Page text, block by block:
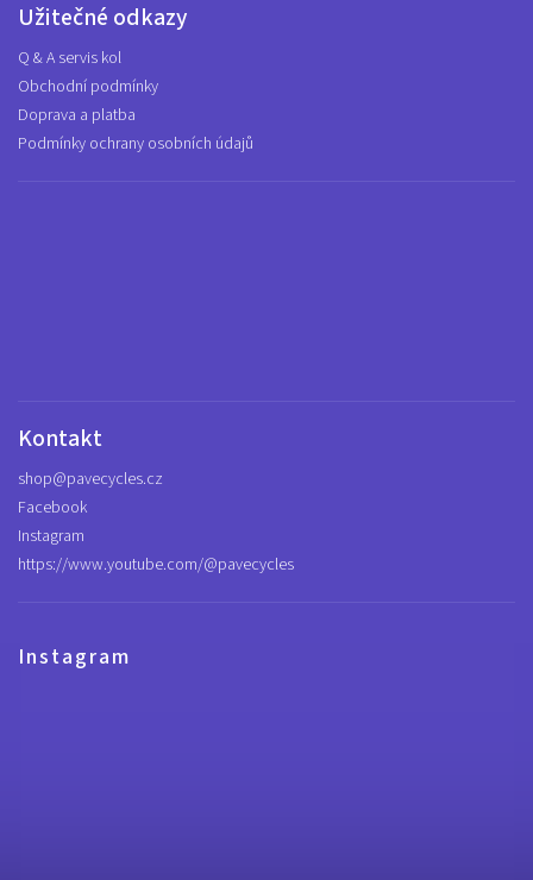
Užitečné odkazy
Q & A servis kol
Obchodní podmínky
Doprava a platba
Podmínky ochrany osobních údajů
Kontakt
shop@pavecycles.cz
Facebook
Instagram
https://www.youtube.com/@pavecycles
Instagram